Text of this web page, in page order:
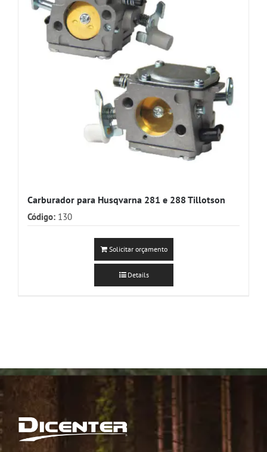
Carburador para Husqvarna 281 e 288 Tillotson
Código: 130
Solicitar orçamento
Details